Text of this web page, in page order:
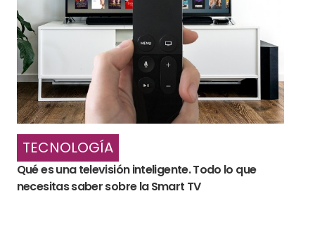
TECNOLOGÍA
Qué es una televisión inteligente. Todo lo que
necesitas saber sobre la Smart TV